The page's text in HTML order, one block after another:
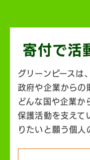
寄付で活
グリーンピースは
政府や企業からの
どんな国や企業か
保護活動を支えて
りたいと願う個人